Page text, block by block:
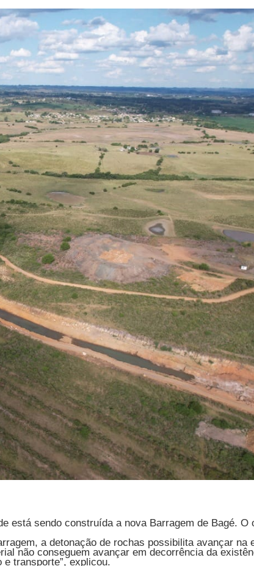
está sendo construída a nova Barragem de Bagé. O
a detonação de rochas possibilita avançar na
não conseguem avançar em decorrência da
transporte”, explicou.